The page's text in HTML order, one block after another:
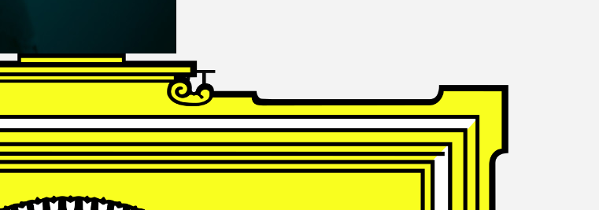
SCHUBERT
Schwanengesang
Andrè Schuen, Baritone
Daniel Heide, Piano